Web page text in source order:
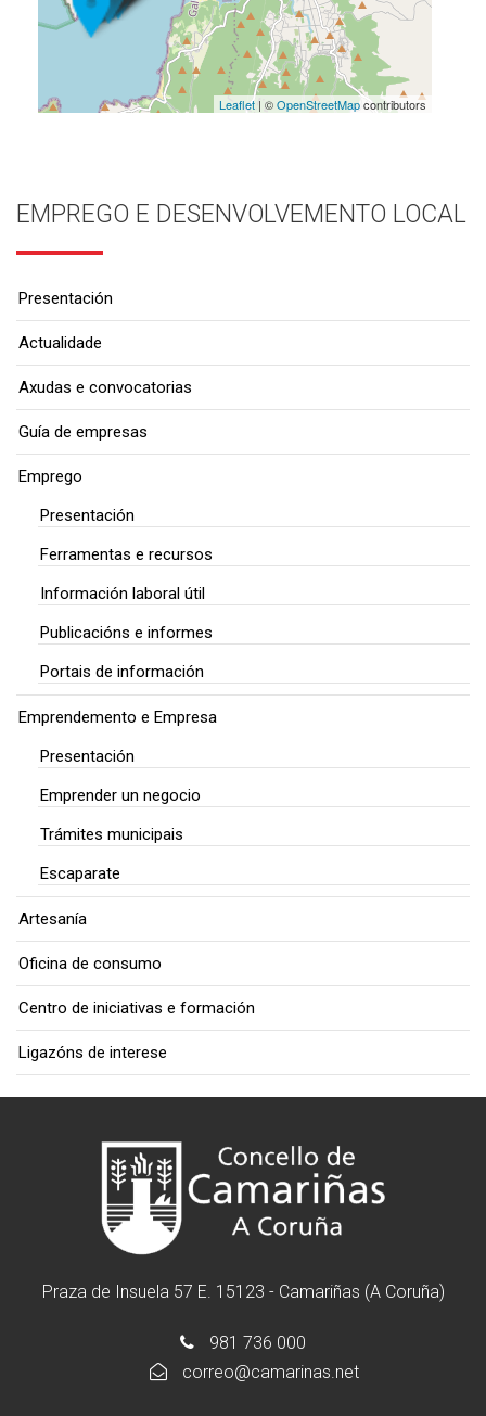
Leaflet| ©OpenStreetMapcontributors
EMPREGO E DESENVOLVEMENTO LOCAL
Presentación
Actualidade
Axudas e convocatorias
Guía de empresas
Emprego
Presentación
Ferramentas e recursos
Información laboral útil
Publicacións e informes
Portais de información
Emprendemento e Empresa
Presentación
Emprender un negocio
Trámites municipais
Escaparate
Artesanía
Oficina de consumo
Centro de iniciativas e formación
Ligazóns de interese
Praza de Insuela 57 E. 15123 - Camariñas (A Coruña)
981 736 000
correo@camarinas.net